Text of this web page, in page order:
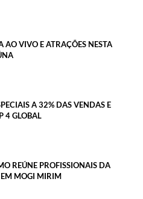
AO VIVO E ATRAÇÕES NESTA
A 32% DAS VENDAS E
4 GLOBAL
REÚNE PROFISSIONAIS DA
EM MOGI MIRIM